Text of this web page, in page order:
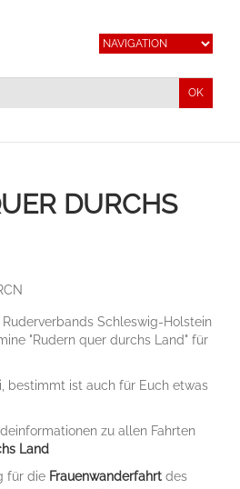
DURCHS
Schleswig-Holstein
"Rudern quer durchs Land" für
bestimmt ist auch für Euch etwas
zu allen Fahrten
Land
für die Frauenwanderfahrt des